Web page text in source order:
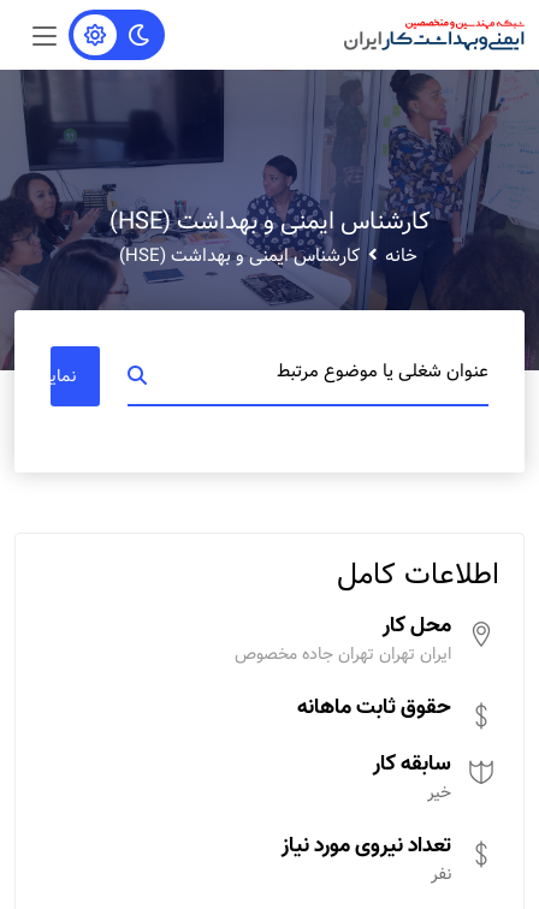
کارشناس ایمنی و بهداشت (HSE)
خانه کارشناس ایمنی و بهداشت (HSE)
عنوان شغلی یا موضوع مرتبط نمایش
اطلاعات کامل
محل کار
ایران تهران تهران جاده مخصوص
حقوق ثابت ماهانه
سابقه کار
خیر
تعداد نیروی مورد نیاز
نفر